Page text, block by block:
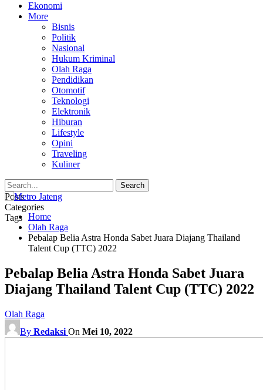
Ekonomi
More
Bisnis
Politik
Nasional
Hukum Kriminal
Olah Raga
Pendidikan
Otomotif
Teknologi
Elektronik
Hiburan
Lifestyle
Opini
Traveling
Kuliner
Posts
Categories
Tags Home
Olah Raga
Pebalap Belia Astra Honda Sabet Juara Diajang Thailand
Talent Cup (TTC) 2022
Pebalap Belia Astra Honda Sabet Juara
Diajang Thailand Talent Cup (TTC) 2022
Olah Raga
By Redaksi On Mei 10, 2022